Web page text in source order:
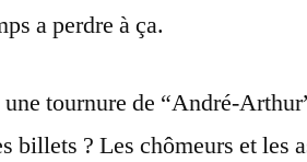
a perdre à ça.
tournure de “André-
billets ? Les chômeurs et les